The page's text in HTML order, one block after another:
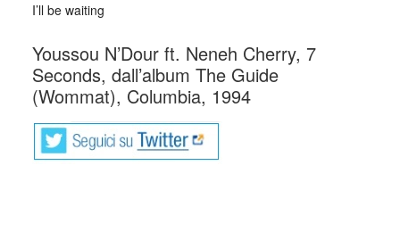
I’ll be waiting
Youssou N’Dour ft. Neneh Cherry, 7
Seconds, dall’album The Guide
(Wommat), Columbia, 1994